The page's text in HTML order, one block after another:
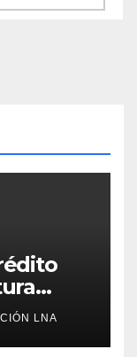
LNA